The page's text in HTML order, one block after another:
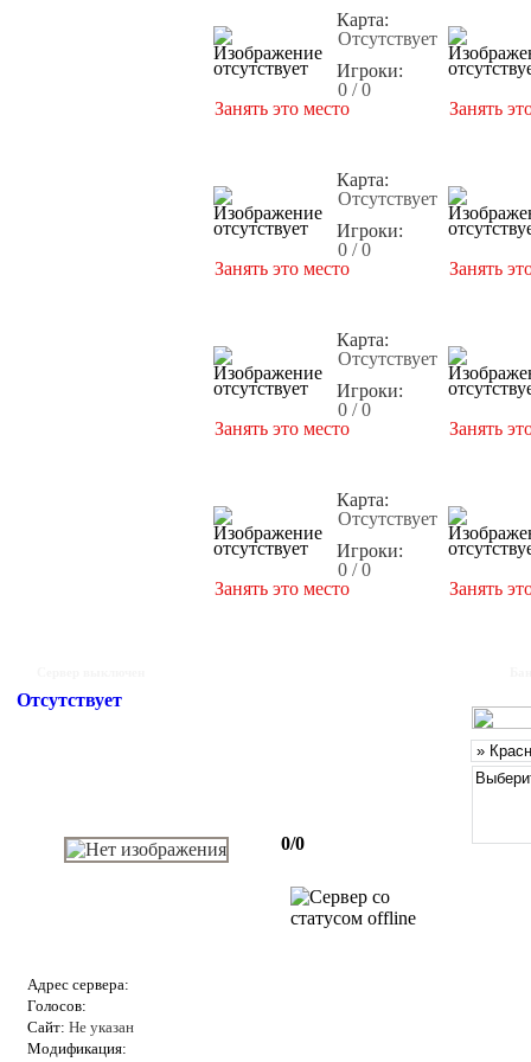
Карта:
Отсутствует
Игроки:
0 / 0
Занять это место
Занять
Карта:
Отсутствует
Игроки:
0 / 0
Занять это место
Занять
Карта:
Отсутствует
Игроки:
0 / 0
Занять это место
Занять
Карта:
Отсутствует
Игроки:
0 / 0
Занять это место
Занять
Отсутствует
0/0
Адрес сервера:
Голосов:
Сайт: Не указан
Модификация: